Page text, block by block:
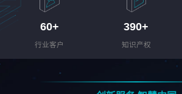
60+
行业客户
390+
知识产权